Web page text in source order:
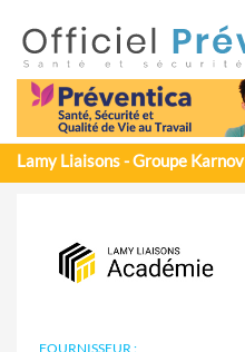
Lamy Liaisons - Groupe Karnov
FOURNISSEUR :